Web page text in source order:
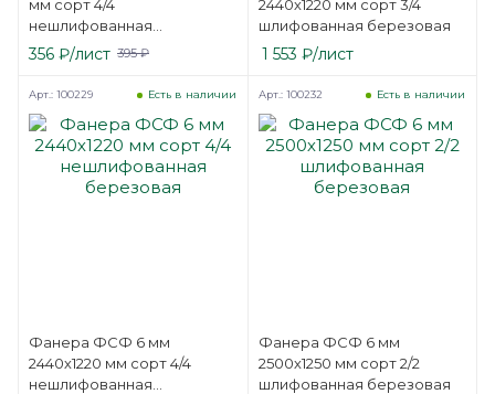
мм сорт 4/4
нешлифованная
березовая
356 ₽/лист 395₽
2440х1220 мм сорт 3/4
шлифованная березовая
1 553 ₽/лист
Фанера ФСФ 6 мм
2440х1220 мм сорт 4/4
нешлифованная
Есть в наличии
Арт.: 100229
Фанера ФСФ 6 мм
2500х1250 мм сорт 2/2
шлифованная березовая
Есть в наличии
Арт.: 100232